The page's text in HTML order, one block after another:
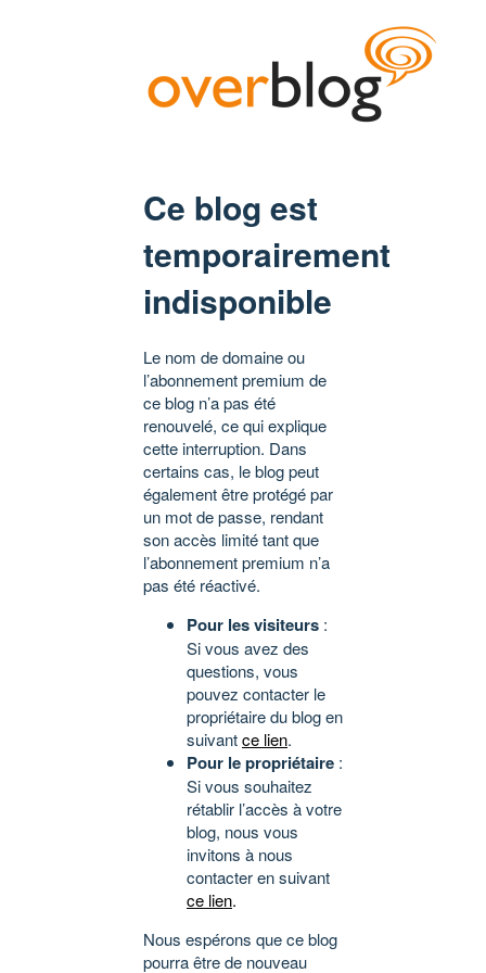
Ce blog est
temporairement
indisponible
Le nom de domaine ou
l’abonnement premium de
ce blog n’a pas été
renouvelé, ce qui explique
cette interruption. Dans
certains cas, le blog peut
également être protégé par
un mot de passe, rendant
son accès limité tant que
l’abonnement premium n’a
pas été réactivé.
Pour les visiteurs :
Si vous avez des
questions, vous
pouvez contacter le
propriétaire du blog en
suivantce lien.
Pour le propriétaire :
Si vous souhaitez
rétablir l’accès à votre
blog, nous vous
invitons à nous
contacter en suivant
ce lien.
Nous espérons que ce blog
pourra être de nouveau